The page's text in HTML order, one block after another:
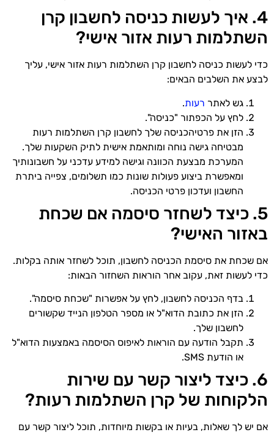
4. איך לעשות כניסה לחשבון קרן
השתלמות רעות אזור אישי?
כדי לעשות כניסה לחשבון קרן השתלמות רעות אזור אישי, עליך
לבצע את השלבים הבאים:
גש לאתר רעות.
לחץ על הכפתור "כניסה".
הזן את פרטיהכניסה שלך לחשבון קרן השתלמות רעות
מבטיחה גישה נוחה ומותאמת אישית לתיק השקעות שלך.
המערכת מבצעת הכוונה וגישה למידע עדכני על חשבונותיך
ומאפשרת ביצוע פעולות שונות כמו תשלומים, צפייה ביתרת
החשבון ועדכון פרטי הכניסה.
5. כיצד לשחזר סיסמה אם שכחת
באזור האישי?
אם שכחת את סיסמת הכניסה לחשבון, תוכל לשחזר אותה בקלות.
כדי לעשות זאת, עקוב אחר הוראות השחזור הבאות:
בדף הכניסה לחשבון, לחץ על אפשרות "שכחת סיסמה".
הזן את כתובת הדוא"ל או מספר הטלפון הנייד שקשורים
לחשבון שלך.
תקבל הודעה עם הוראות לאיפוס הסיסמה באמצעות הדוא"ל
או הודעת SMS.
6. כיצד ליצור קשר עם שירות
הלקוחות של קרן השתלמות רעות?
אם יש לך שאלות, בעיות או בקשות מיוחדות, תוכל ליצור קשר עם